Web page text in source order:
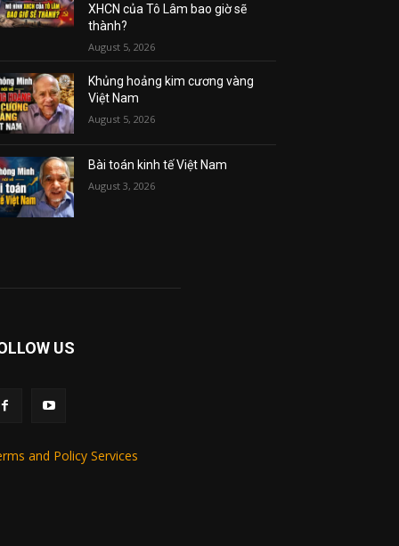
XHCN của Tô Lâm bao giờ sẽ
thành?
August 5, 2026
Khủng hoảng kim cương vàng
Việt Nam
August 5, 2026
Bài toán kinh tế Việt Nam
August 3, 2026
US
and Policy Services